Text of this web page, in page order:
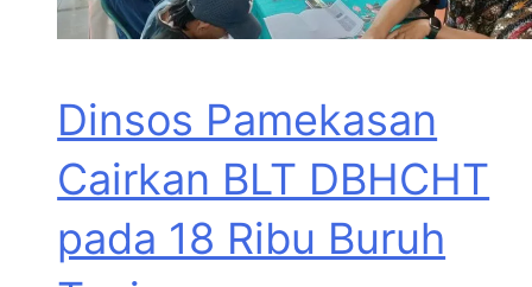
Dinsos Pamekasan
Cairkan BLT DBHCHT
pada 18 Ribu Buruh